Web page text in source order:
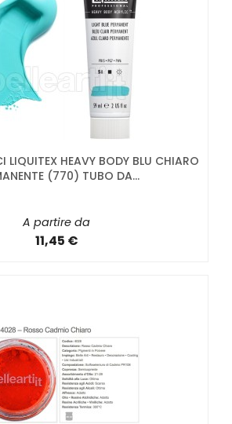
LIQUITEX HEAVY BODY BLU CHIARO
(770) TUBO DA...
A partire da
11,45 €